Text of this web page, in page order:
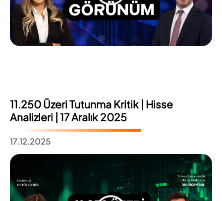
11.250 Üzeri Tutunma Kritik | Hisse
Analizleri | 17 Aralık 2025
17.12.2025